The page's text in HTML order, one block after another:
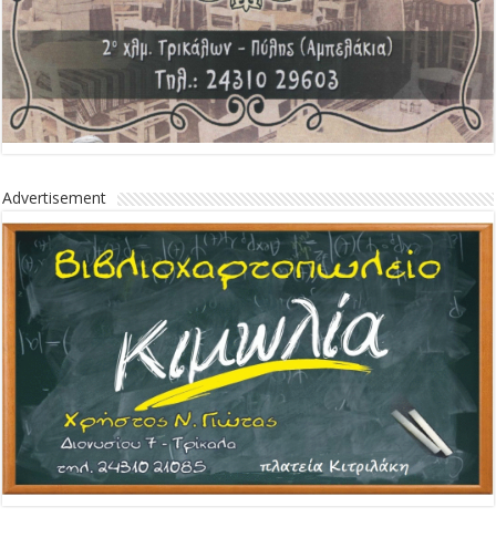
Advertisement